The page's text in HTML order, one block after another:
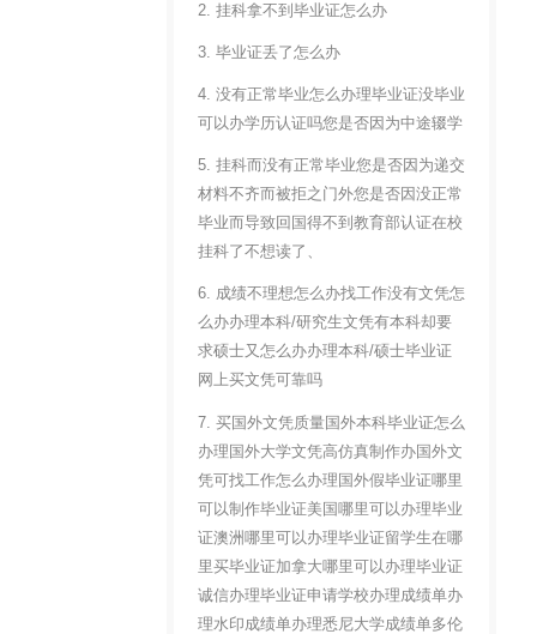
2. 挂科拿不到毕业证怎么办
3. 毕业证丢了怎么办
4. 没有正常毕业怎么办理毕业证没毕业
可以办学历认证吗您是否因为中途辍学
5. 挂科而没有正常毕业您是否因为递交
材料不齐而被拒之门外您是否因没正常
毕业而导致回国得不到教育部认证在校
挂科了不想读了、
6. 成绩不理想怎么办找工作没有文凭怎
么办办理本科/研究生文凭有本科却要
求硕士又怎么办办理本科/硕士毕业证
网上买文凭可靠吗
7. 买国外文凭质量国外本科毕业证怎么
办理国外大学文凭高仿真制作办国外文
凭可找工作怎么办理国外假毕业证哪里
可以制作毕业证美国哪里可以办理毕业
证澳洲哪里可以办理毕业证留学生在哪
里买毕业证加拿大哪里可以办理毕业证
诚信办理毕业证申请学校办理成绩单办
理水印成绩单办理悉尼大学成绩单多伦